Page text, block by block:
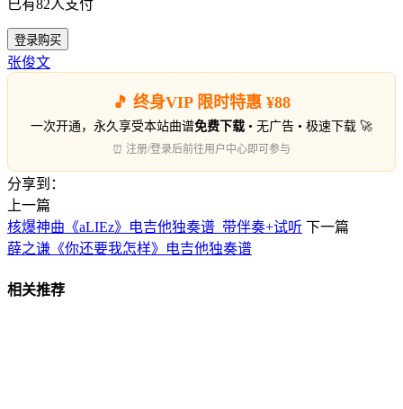
已有82人支付
登录购买
张俊文
🎵 终身VIP 限时特惠 ¥88
一次开通，永久享受本站曲谱免费下载 • 无广告 • 极速下载 🚀
⏰ 注册/登录后前往用户中心即可参与
分享到：
上一篇
核爆神曲《aLIEz》电吉他独奏谱_带伴奏+试听 下一篇
薛之谦《你还要我怎样》电吉他独奏谱
相关推荐